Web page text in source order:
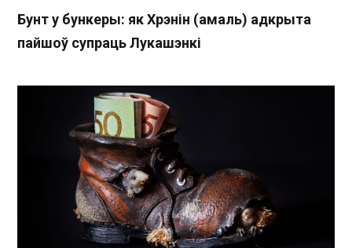
Бунт у бункеры: як Хрэнін (амаль) адкрыта
пайшоў супраць Лукашэнкі